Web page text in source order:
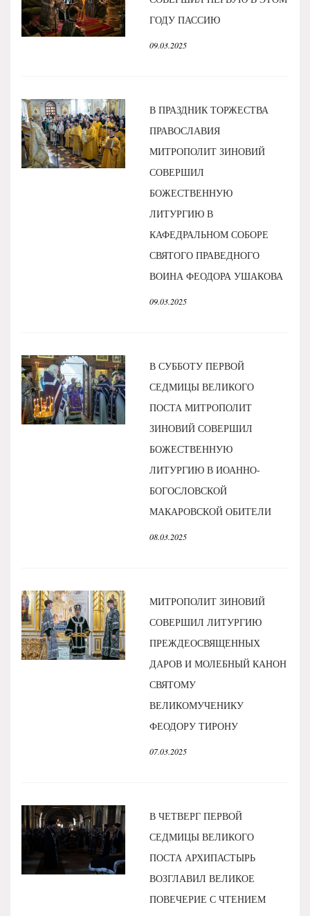
ГОДУ ПАССИЮ
09.03.2025
В ПРАЗДНИК ТОРЖЕСТВА
ПРАВОСЛАВИЯ
МИТРОПОЛИТ ЗИНОВИЙ
СОВЕРШИЛ
БОЖЕСТВЕННУЮ
ЛИТУРГИЮ В
КАФЕДРАЛЬНОМ СОБОРЕ
СВЯТОГО ПРАВЕДНОГО
ВОИНА ФЕОДОРА УШАКОВА
09.03.2025
В СУББОТУ ПЕРВОЙ
СЕДМИЦЫ ВЕЛИКОГО
ПОСТА МИТРОПОЛИТ
ЗИНОВИЙ СОВЕРШИЛ
БОЖЕСТВЕННУЮ
ЛИТУРГИЮ В ИОАННО-
БОГОСЛОВСКОЙ
МАКАРОВСКОЙ ОБИТЕЛИ
08.03.2025
МИТРОПОЛИТ ЗИНОВИЙ
СОВЕРШИЛ ЛИТУРГИЮ
ПРЕЖДЕОСВЯЩЕННЫХ
ДАРОВ И МОЛЕБНЫЙ КАНОН
СВЯТОМУ
ВЕЛИКОМУЧЕНИКУ
ФЕОДОРУ ТИРОНУ
07.03.2025
В ЧЕТВЕРГ ПЕРВОЙ
СЕДМИЦЫ ВЕЛИКОГО
ПОСТА АРХИПАСТЫРЬ
ВОЗГЛАВИЛ ВЕЛИКОЕ
ПОВЕЧЕРИЕ С ЧТЕНИЕМ